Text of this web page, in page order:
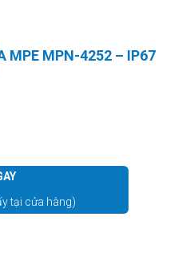
MPE MPN-4252 – IP67
₫.
hiện tại là: 303.825 ₫.
tại cửa hàng)